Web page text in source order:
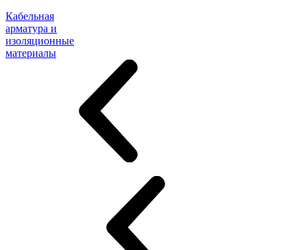
Кабельная
арматура и
изоляционные
материалы